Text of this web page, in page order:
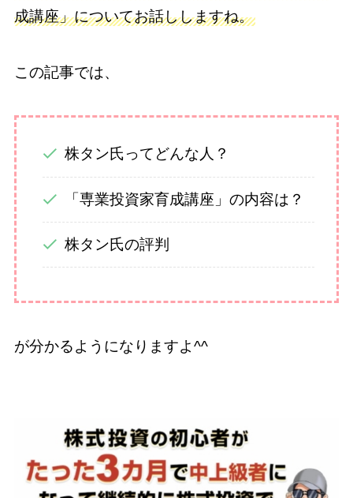
成講座」についてお話ししますね。
この記事では、
株タン氏ってどんな人？
「専業投資家育成講座」の内容は？
株タン氏の評判
が分かるようになりますよ^^